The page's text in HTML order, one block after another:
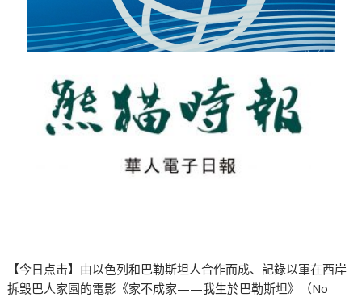
【今日点击】由以色列和巴勒斯坦人合作而成、記錄以軍在西岸
拆毁巴人家園的電影《家不成家——我生於巴勒斯坦》（No